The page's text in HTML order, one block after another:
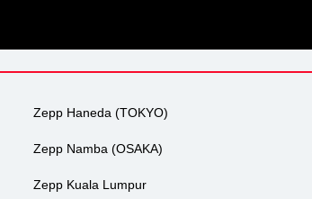
Zepp Haneda (TOKYO)
Zepp Namba (OSAKA)
Zepp Kuala Lumpur